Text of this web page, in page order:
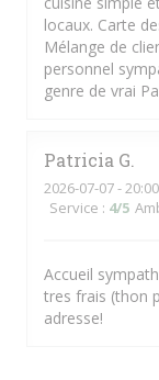
locaux. Carte
Mélange de
personnel
genre de vrai
Patricia G
2026-07-07-
Service : 4/5
Accueil
tres frais (thon
adresse!